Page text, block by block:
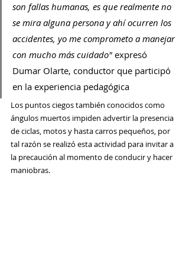
son fallas humanas, es que realmente no
se mira alguna persona y ahí ocurren los
accidentes, yo me comprometo a manejar
con mucho más cuidado" expresó
Dumar Olarte, conductor que participó
en la experiencia pedagógica
Los puntos ciegos también conocidos como
ángulos muertos impiden advertir la presencia
de ciclas, motos y hasta carros pequeños, por
tal razón se realizó esta actividad para invitar a
la precaución al momento de conducir y hacer
maniobras.